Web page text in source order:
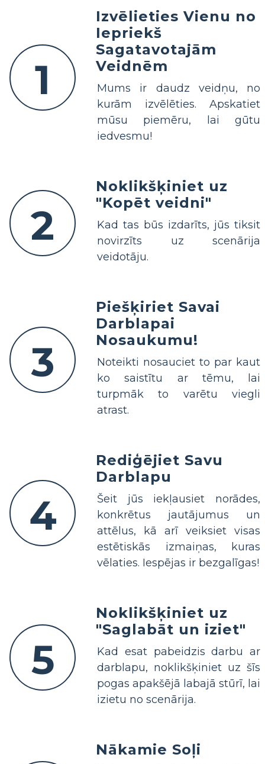
1
Izvēlieties Vienu no
Iepriekš
Sagatavotajām
Veidnēm
Mums ir daudz veidņu, no
kurām izvēlēties. Apskatiet
mūsu piemēru, lai gūtu
iedvesmu!
2
Noklikšķiniet uz
"Kopēt veidni"
Kad tas būs izdarīts, jūs tiksit
novirzīts uz scenārija
veidotāju.
3
Piešķiriet Savai
Darblapai
Nosaukumu!
Noteikti nosauciet to par kaut
ko saistītu ar tēmu, lai
turpmāk to varētu viegli
atrast.
4
Rediģējiet Savu
Darblapu
Šeit jūs iekļausiet norādes,
konkrētus jautājumus un
attēlus, kā arī veiksiet visas
estētiskās izmaiņas, kuras
vēlaties. Iespējas ir bezgalīgas!
5
Noklikšķiniet uz
"Saglabāt un iziet"
Kad esat pabeidzis darbu ar
darblapu, noklikšķiniet uz šīs
pogas apakšējā labajā stūrī, lai
izietu no scenārija.
Nākamie Soļi